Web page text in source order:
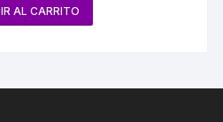
AL CARRITO